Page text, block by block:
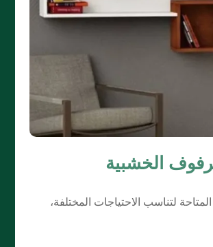
لتناسب الاحتياجات المختلفة،